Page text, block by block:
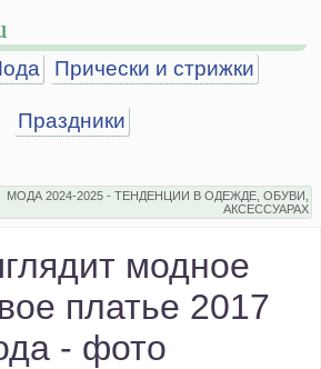
Прически и стрижки
Праздники
МОДА 2024-2025 - ТЕНДЕНЦИИ В ОДЕЖДЕ, ОБУВИ,
АКСЕССУАРАХ
модное
платье 2017
- фото